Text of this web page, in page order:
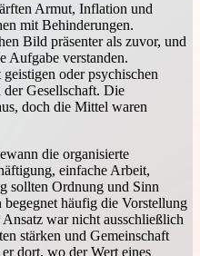
Armut, Inflation und
mit Behinderungen.
Bild präsenter als zuvor, und
Aufgabe verstanden.
oder psychischen
Gesellschaft. Die
doch die Mittel waren
die organisierte
einfache Arbeit,
sollten Ordnung und Sinn
häufig die Vorstellung
war nicht ausschließlich
stärken und Gemeinschaft
dort, wo der Wert eines